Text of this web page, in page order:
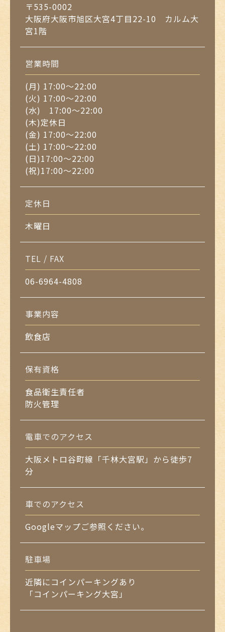
〒535-0002
大阪府大阪市旭区大宮4丁目22-10 カルム大
宮1階
営業時間
(月) 17:00～22:00
(火) 17:00～22:00
(水) 17:00～22:00
(木)定休日
(金) 17:00～22:00
(土) 17:00～22:00
(日)17:00～22:00
(祝)17:00～22:00
定休日
木曜日
TEL / FAX
06-6964-4808
事業内容
飲食店
保有資格
食品衛生責任者
防火管理
電車でのアクセス
大阪メトロ谷町線「千林大宮駅」から徒歩7
分
車でのアクセス
Googleマップご参照ください。
駐車場
近隣にコインパーキングあり
「コインパーキング大宮」